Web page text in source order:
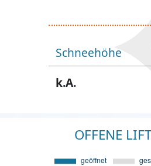
Schneehöhe
k.A.
OFFENE